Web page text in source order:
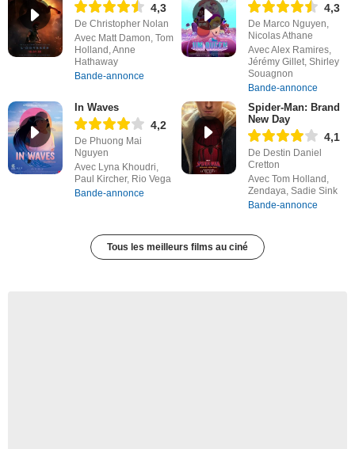
4,3
De Christopher Nolan
Avec Matt Damon, Tom
Holland, Anne
Hathaway
Bande-annonce
4,3
De Marco Nguyen,
Nicolas Athane
Avec Alex Ramires,
Jérémy Gillet, Shirley
Souagnon
Bande-annonce
In Waves
4,2
De Phuong Mai
Nguyen
Avec Lyna Khoudri,
Paul Kircher, Rio Vega
Bande-annonce
Spider-Man: Brand
New Day
4,1
De Destin Daniel
Cretton
Avec Tom Holland,
Zendaya, Sadie Sink
Bande-annonce
Tous les meilleurs films au ciné